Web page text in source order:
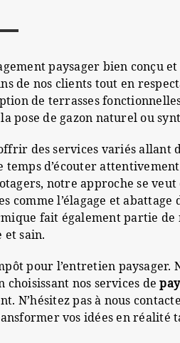
paysager bien conçu
de nos clients tout en
de terrasses
pose de gazon naturel ou
des services variés
d’écouter
notre approche se
l’élagage et
fait également partie
sain.
pour l’entretien
nos services de
N’hésitez pas à nous
vos idées en réalité